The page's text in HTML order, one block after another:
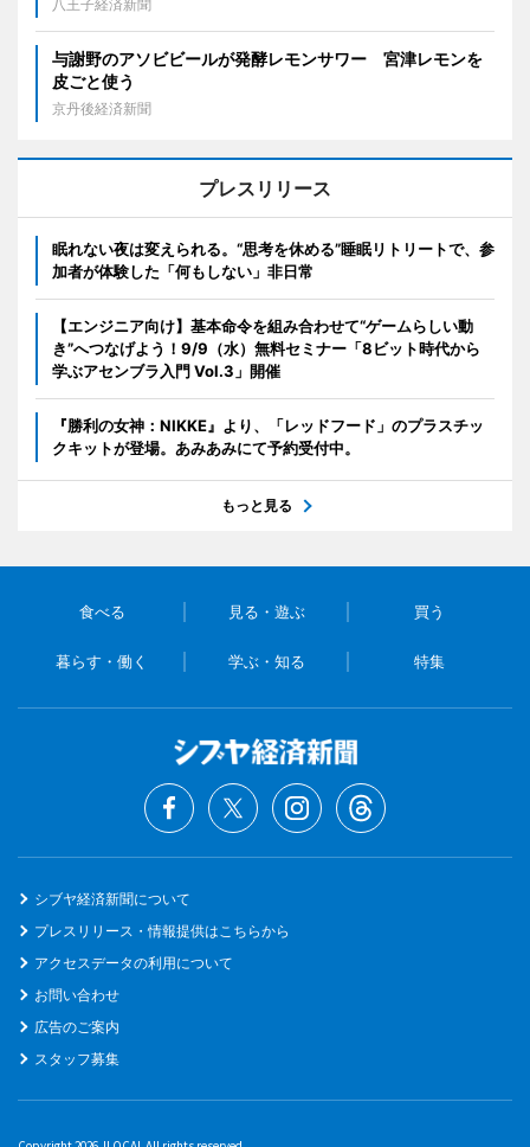
八王子経済新聞
与謝野のアソビビールが発酵レモンサワー 宮津レモンを
皮ごと使う
京丹後経済新聞
プレスリリース
眠れない夜は変えられる。“思考を休める”睡眠リトリートで、参
加者が体験した「何もしない」非日常
【エンジニア向け】基本命令を組み合わせて“ゲームらしい動
き”へつなげよう！9/9（水）無料セミナー「8ビット時代から
学ぶアセンブラ入門 Vol.3」開催
『勝利の女神：NIKKE』より、「レッドフード」のプラスチッ
クキットが登場。あみあみにて予約受付中。
もっと見る
食べる 見る・遊ぶ 買う
暮らす・働く 学ぶ・知る 特集
シブヤ経済新聞について
プレスリリース・情報提供はこちらから
アクセスデータの利用について
お問い合わせ
広告のご案内
スタッフ募集